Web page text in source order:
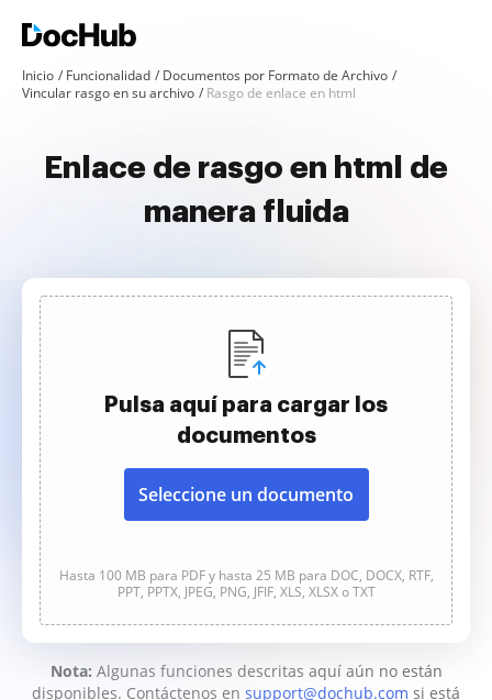
Inicio Funcionalidad
Documentos por Formato de Archivo
Vincular rasgo en su archivo
Rasgo de enlace en html
Enlace de rasgo en html de
manera fluida
Pulsa aquí para cargar los
documentos
Seleccione un documento
Hasta 100 MB para PDF y hasta 25 MB para DOC, DOCX, RTF,
PPT, PPTX, JPEG, PNG, JFIF, XLS, XLSX o TXT
Nota: Algunas funciones descritas aquí aún no están
disponibles. Contáctenos en support@dochub.com si está